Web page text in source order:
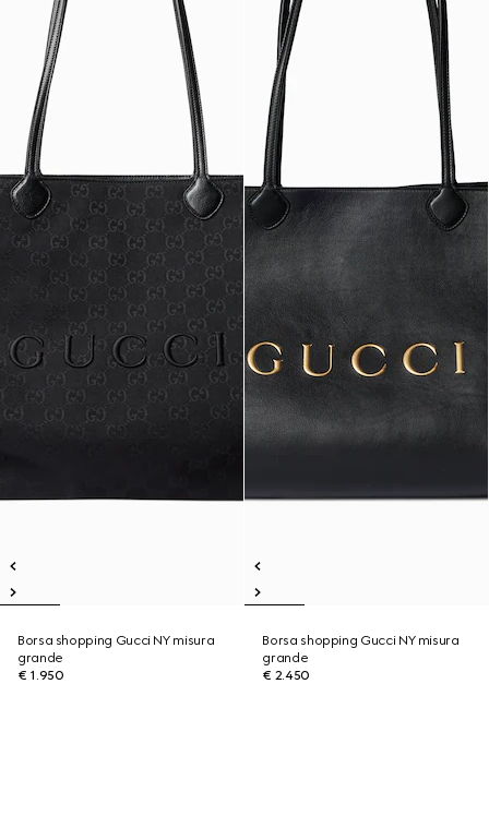
Borsa shopping Gucci NY misura
grande
€ 1.950
Borsa shopping Gucci NY misura
grande
€ 2.450